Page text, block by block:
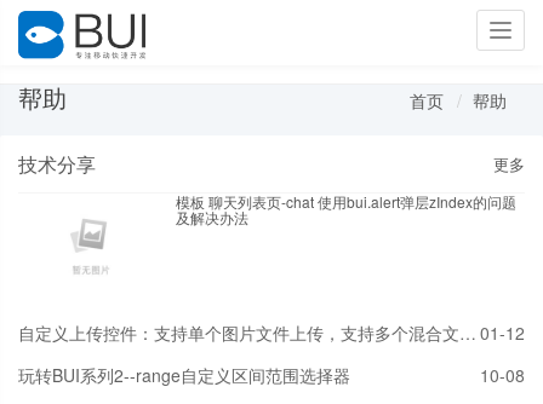
帮助 首页 帮助
技术分享 更多
模板 聊天列表页-chat 使用bui.alert弹层zIndex的问题
及解决办法
自定义上传控件：支持单个图片文件上传，支持多个混合文件上传 01-12
玩转BUI系列2--range自定义区间范围选择器
10-08